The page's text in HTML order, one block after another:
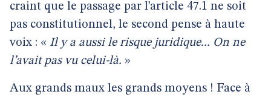
craint que le passage par l’article 47.1 ne soit
pas constitutionnel, le second pense à haute
voix : « Il y a aussi le risque juridique... On ne
l’avait pas vu celui-là. »
Aux grands maux les grands moyens ! Face à